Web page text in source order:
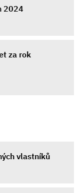
2024
za rok
vlastníků